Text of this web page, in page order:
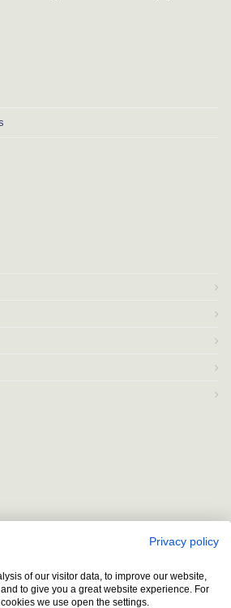
Privacy policy
of our visitor data, to improve our website,
to give you a great website experience. For
we use open the settings.